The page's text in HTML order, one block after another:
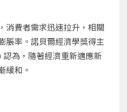
消費者需求迅速拉升，相關
脹率。諾貝爾經濟學獎得主
為，隨著經濟重新適應新
緩和。